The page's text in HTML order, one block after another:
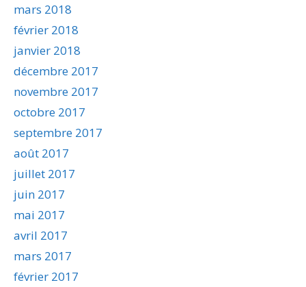
mars 2018
février 2018
janvier 2018
décembre 2017
novembre 2017
octobre 2017
septembre 2017
août 2017
juillet 2017
juin 2017
mai 2017
avril 2017
mars 2017
février 2017